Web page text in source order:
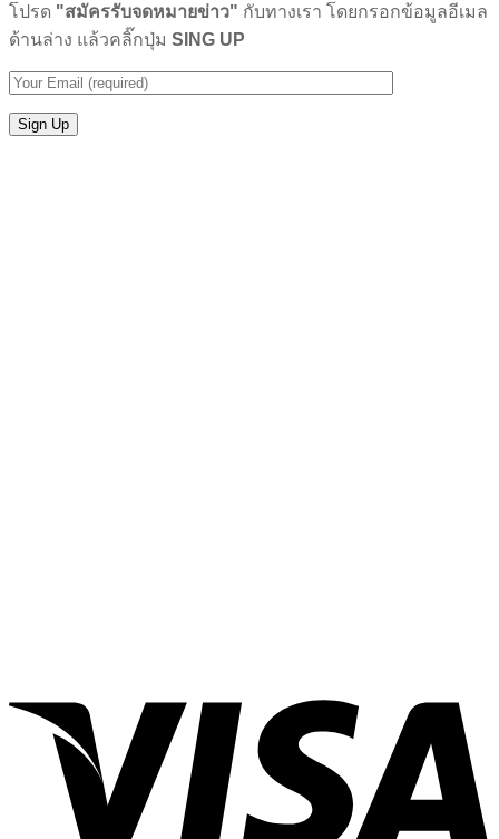
โปรด "สมัครรับจดหมายข่าว" กับทางเรา โดยกรอกข้อมูลอีเมล
ด้านล่าง แล้วคลิ๊กปุ่ม SING UP